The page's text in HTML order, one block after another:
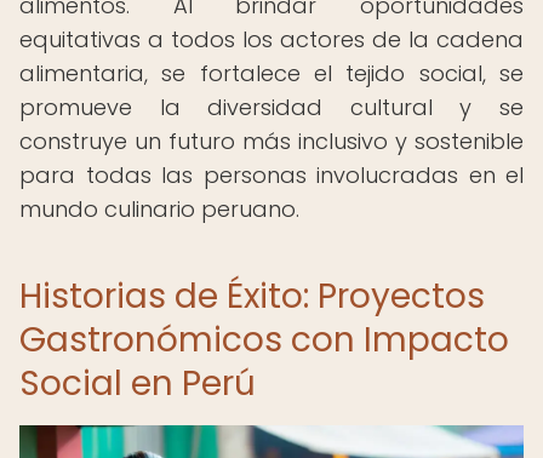
equitativas a todos los actores de la cadena
alimentaria, se fortalece el tejido social, se
promueve la diversidad cultural y se
construye un futuro más inclusivo y sostenible
para todas las personas involucradas en el
mundo culinario peruano.
Historias de Éxito: Proyectos
Gastronómicos con Impacto
Social en Perú